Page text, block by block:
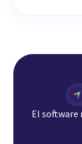
El software